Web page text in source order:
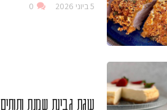
5 ביוני 2026 0
עוגת גבינת שמנת ותותים